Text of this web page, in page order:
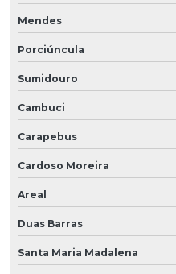
Mendes
Porciúncula
Sumidouro
Cambuci
Carapebus
Cardoso Moreira
Areal
Duas Barras
Santa Maria Madalena